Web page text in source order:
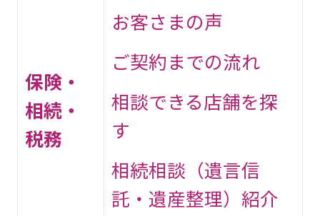
保険・
相続・
税務
お客さまの声
ご契約までの流れ
相談できる店舗を探
す
相続相談（遺言信
託・遺産整理）紹介